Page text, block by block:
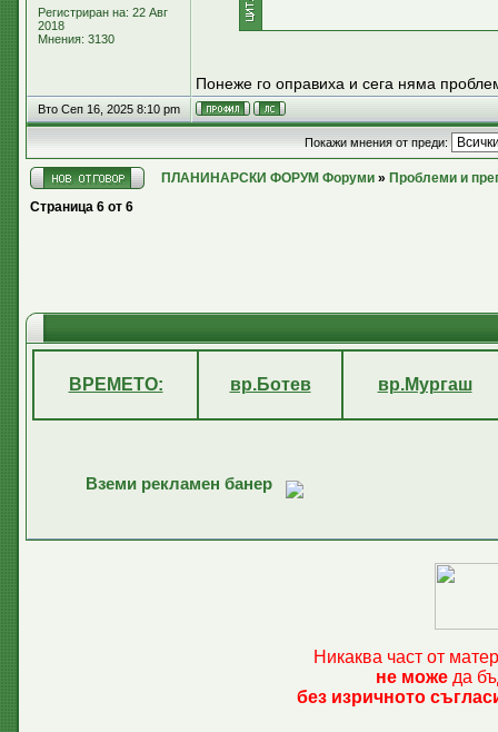
Регистриран на: 22 Авг
2018
Мнения: 3130
Понеже го оправиха и сега няма
Вто Сеп 16, 2025 8:10 pm
Покажи мнения от преди:
ПЛАНИНАРСКИ ФОРУМ Форуми » Проблеми и
Страница 6 от 6
ВРЕМЕТО: вр.Ботев вр.Мургаш
Вземи рекламен банер
Никаква част от
не може да
без изричното